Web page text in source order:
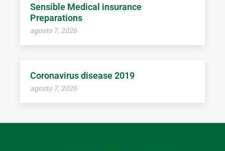
Sensible Medical insurance
Preparations
agosto 7, 2026
Coronavirus disease 2019
agosto 7, 2026